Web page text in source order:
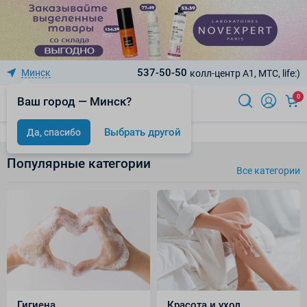
Минск
Ваш город — Минск?
Да, спасибо Выбрать другой
537-50-50 колл-центр A1, МТС, life:)
0
Популярные категории Все категории